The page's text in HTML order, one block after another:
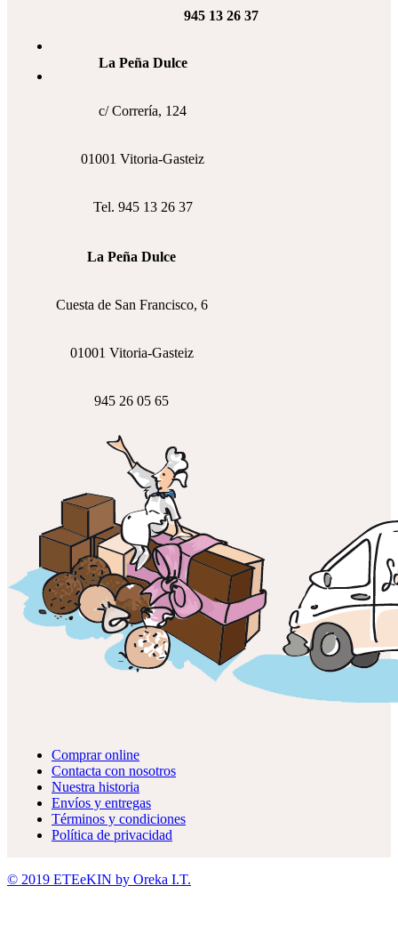
945 13 26 37
La Peña Dulce
c/ Correría, 124
01001 Vitoria-Gasteiz
Tel. 945 13 26 37
La Peña Dulce
Cuesta de San Francisco, 6
01001 Vitoria-Gasteiz
945 26 05 65
Comprar online
Contacta con nosotros
Nuestra historia
Envíos y entregas
Términos y condiciones
Política de privacidad
© 2019 ETEeKIN by Oreka I.T.